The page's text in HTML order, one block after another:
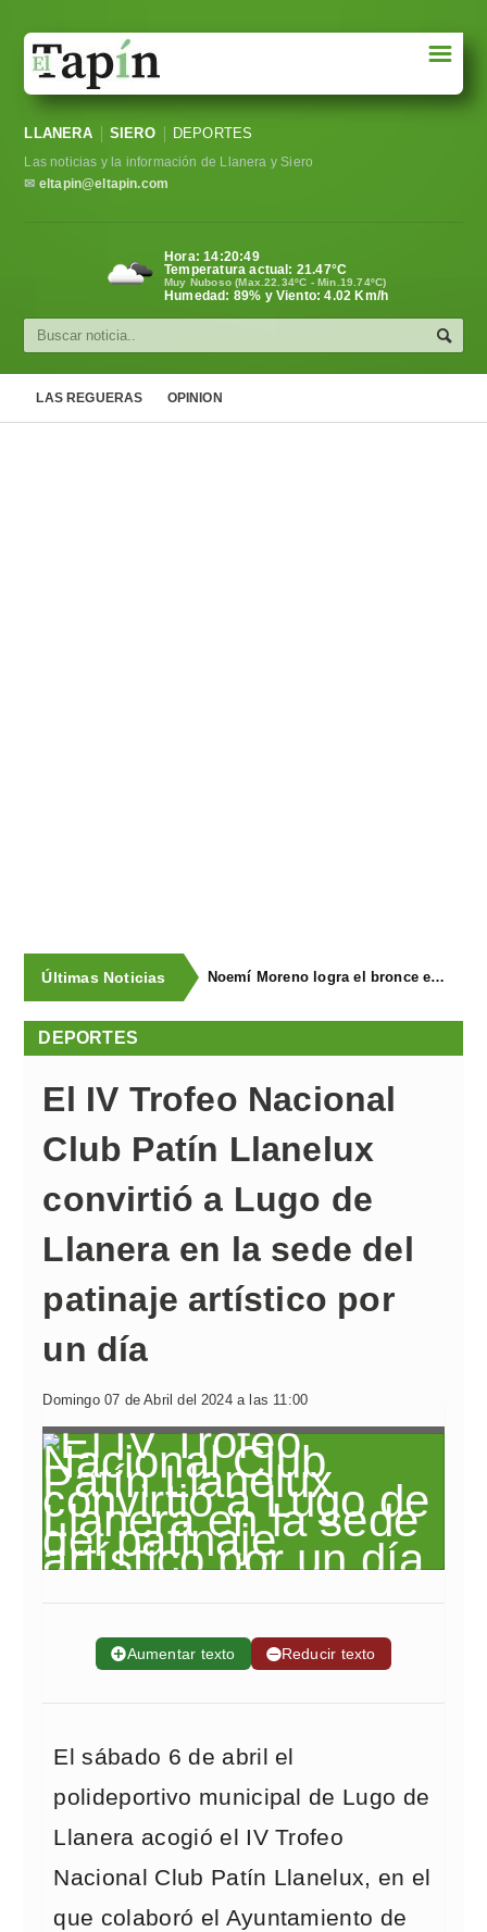
Sociedad
Política
Cultura
☰
LLANERA SIERO DEPORTES
Las noticias y la información de Llanera y Siero
✉ eltapin@eltapin.com
Hora:14:20:50
Temperatura actual: 21.47°C
Muy Nuboso (Max.22.34ºC - Min.19.74ºC)
Humedad: 89% y Viento: 4.02 Km/h
LAS REGUERAS OPINION
Últimas Noticias Noemí Moreno logra el bronce en el XXX Biatlón Ciudad de Gijón
DEPORTES
El IV Trofeo Nacional
Club Patín Llanelux
convirtió a Lugo de
Llanera en la sede del
patinaje artístico por
un día
Domingo 07 de Abril del 2024 a las 11:00
➕Aumentar texto ➖Reducir texto
El sábado 6 de abril el
polideportivo municipal de Lugo de
Llanera acogió el IV Trofeo
Nacional Club Patín Llanelux, en el
que colaboró el Ayuntamiento de